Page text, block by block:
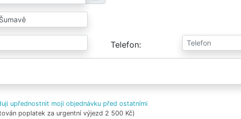
Telefon
upřednostnit moji objednávku před ostatními
poplatek za urgentní výjezd 2 500 Kč)